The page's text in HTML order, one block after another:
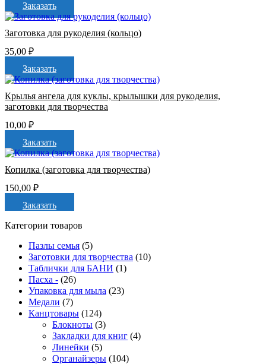
Заказать
Заготовка для рукоделия (кольцо)
35,00 ₽
Заказать
Крылья ангела для куклы, крылышки для рукоделия,
заготовки для творчества
10,00 ₽
Заказать
Копилка (заготовка для творчества)
150,00 ₽
Заказать
Категории товаров
Пазлы семья (5)
Заготовки для творчества (10)
Таблички для БАНИ (1)
Пасха - (26)
Упаковка для мыла (23)
Медали (7)
Канцтовары (124)
Блокноты (3)
Закладки для книг (4)
Линейки (5)
Органайзеры (104)